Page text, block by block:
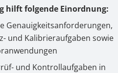
hilft folgende Einordnung:
Genauigkeitsanforderungen,
und Kalibrieraufgaben sowie
und Kontrollaufgaben in